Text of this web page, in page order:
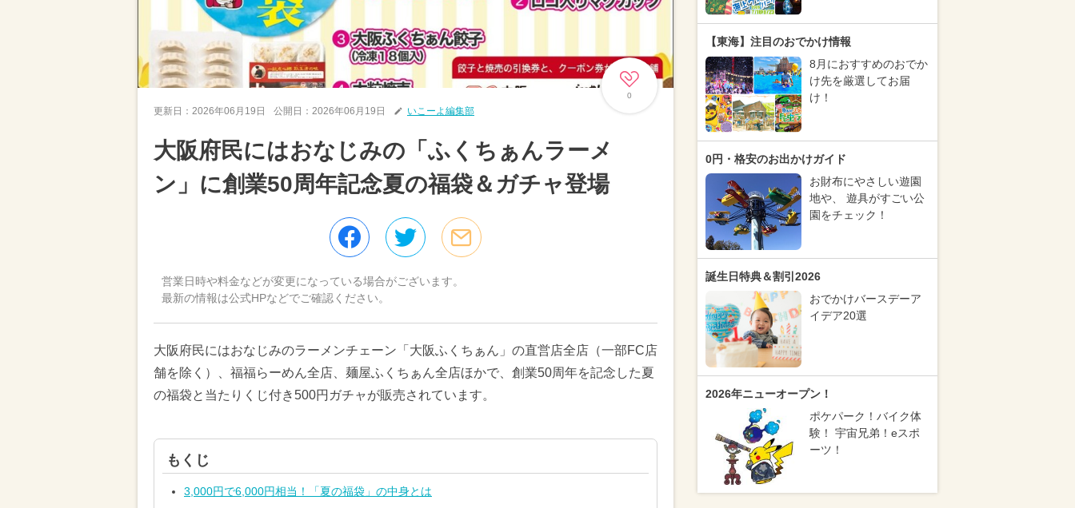
0
更新日： 2026年06月19日 公開日： 2026年06月19日 いこーよ編集部
大阪府民にはおなじみの「ふくちぁんラーメ
ン」に創業50周年記念夏の福袋＆ガチャ登場
営業日時や料金などが変更になっている場合がございます。
最新の情報は公式HPなどでご確認ください。
大阪府民にはおなじみのラーメンチェーン「大阪ふくちぁん」の直営店全店（一部FC店
舗を除く）、福福らーめん全店、麺屋ふくちぁん全店ほかで、創業50周年を記念した夏
の福袋と当たりくじ付き500円ガチャが販売されています。
もくじ
3,000円で6,000円相当！「夏の福袋」の中身とは
【東海】注目のおでかけ情報
8月におすすめのおでか
け先を厳選してお届
け！
0円・格安のお出かけガイド
お財布にやさしい遊園
地や、 遊具がすごい公
園をチェック！
誕生日特典＆割引2026
おでかけバースデーア
イデア20選
2026年ニューオープン！
ポケパーク！バイク体
験！ 宇宙兄弟！eスポ
ーツ！